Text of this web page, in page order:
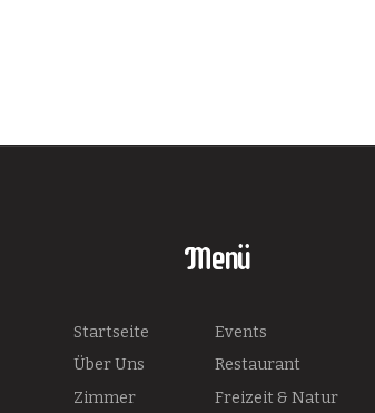
Menü
Startseite
Events
Über Uns
Restaurant
Zimmer
Freizeit & Natur